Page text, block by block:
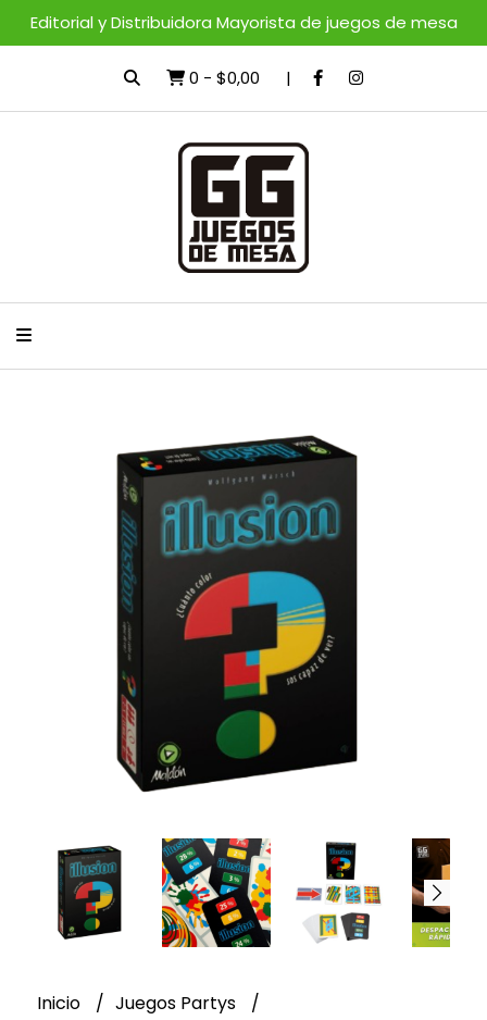
Editorial y Distribuidora Mayorista de juegos de mesa
0 - $0,00
Inicio
Juegos Partys